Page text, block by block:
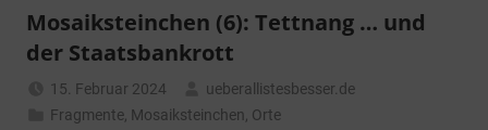
Mosaiksteinchen (6): Tettnang … und
der Staatsbankrott
15. Februar 2024
ueberallistesbesser.de
Fragmente Mosaiksteinchen Orte